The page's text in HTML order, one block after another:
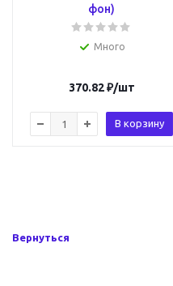
фон)
Много
370.82₽/шт
В корзину
Вернуться